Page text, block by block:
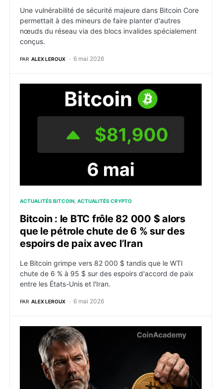
Une vulnérabilité de sécurité majeure dans Bitcoin Core
permettait à des mineurs de faire planter d'autres
nœuds du réseau via des blocs invalides spécialement
conçus.
PAR ALEX LEROUX 6 mai 2026
Bitcoin : le BTC frôle 82 000 $ alors que le pétrole
ACTUALITÉS BITCOIN ACTUALITÉS CRYPTO
Bitcoin : le BTC frôle 82 000 $ alors
que le pétrole chute de 6 % sur des
espoirs de paix avec l’Iran
Le Bitcoin grimpe vers 82 000 $ tandis que le WTI
chute de 6 % à 95 $ sur des espoirs d'accord de paix
entre les États-Unis et l'Iran.
PAR ALEX LEROUX 6 mai 2026
Strategy vendra “probablement” du Bitcoin pour